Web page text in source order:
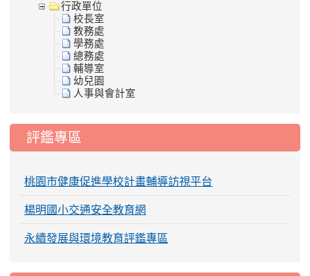
行政單位
校長室
教務處
學務處
總務處
輔導室
幼兒園
人事與會計室
評鑑專區
桃園市健康促進學校計畫輔導訪視平台
楊明國小交通安全教育網
永續發展與環境教育評鑑專區